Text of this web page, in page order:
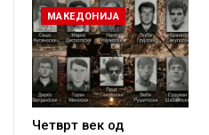
МАКЕДОНИЈА
Четврт век од